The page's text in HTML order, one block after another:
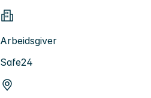
Arbeidsgiver
Safe24